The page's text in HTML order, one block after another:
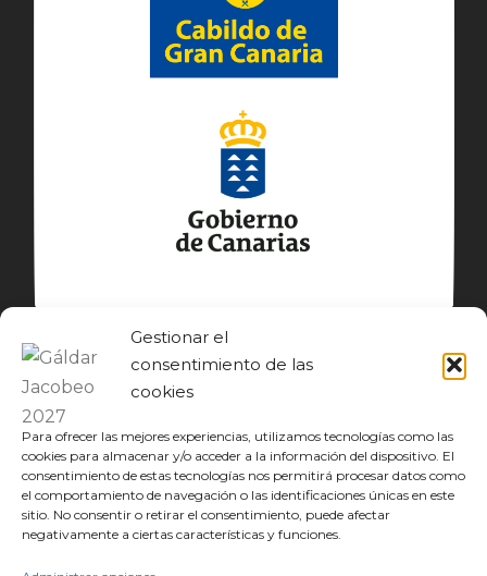
Gestionar el
consentimiento de las
cookies
Para ofrecer las mejores experiencias, utilizamos tecnologías como las
cookies para almacenar y/o acceder a la información del dispositivo. El
consentimiento de estas tecnologías nos permitirá procesar datos como
el comportamiento de navegación o las identificaciones únicas en este
sitio. No consentir o retirar el consentimiento, puede afectar
negativamente a ciertas características y funciones.
© GÁLDAR JACOBEO 2027
CONOCE